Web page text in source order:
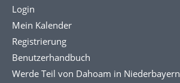
Login
Mein Kalender
Registrierung
Benutzerhandbuch
Werde Teil von Dahoam in Niederbayern